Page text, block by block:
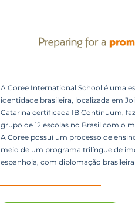
A Coree International School é uma
identidade brasileira, localizada em
Catarina certificada IB Continuum,
grupo de 12 escolas no Brasil com o
A Coree possui um processo de
meio de um programa trilíngue de
espanhola, com diplomação